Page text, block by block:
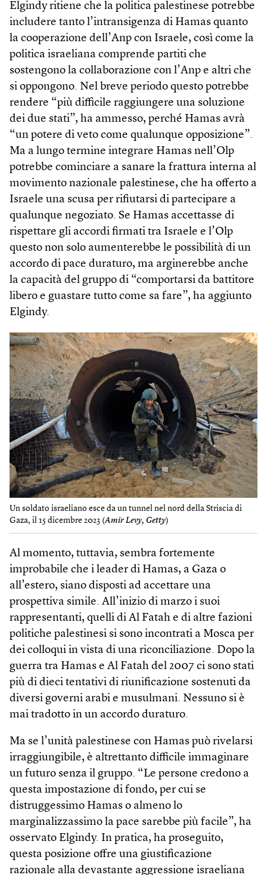
Elgindy ritiene che la politica palestinese potrebbe
includere tanto l’intransigenza di Hamas quanto
la cooperazione dell’Anp con Israele, così come la
politica israeliana comprende partiti che
sostengono la collaborazione con l’Anp e altri che
si oppongono. Nel breve periodo questo potrebbe
rendere “più difficile raggiungere una soluzione
dei due stati”, ha ammesso, perché Hamas avrà
“un potere di veto come qualunque opposizione”.
Ma a lungo termine integrare Hamas nell’Olp
potrebbe cominciare a sanare la frattura interna al
movimento nazionale palestinese, che ha offerto a
Israele una scusa per rifiutarsi di partecipare a
qualunque negoziato. Se Hamas accettasse di
rispettare gli accordi firmati tra Israele e l’Olp
questo non solo aumenterebbe le possibilità di un
accordo di pace duraturo, ma arginerebbe anche
la capacità del gruppo di “comportarsi da battitore
libero e guastare tutto come sa fare”, ha aggiunto
Elgindy.
Un soldato israeliano esce da un tunnel nel nord della Striscia di
Gaza, il 15 dicembre 2023 (Amir Levy, Getty)
Al momento, tuttavia, sembra fortemente
improbabile che i leader di Hamas, a Gaza o
all’estero, siano disposti ad accettare una
prospettiva simile. All’inizio di marzo i suoi
rappresentanti, quelli di Al Fatah e di altre fazioni
politiche palestinesi si sono incontrati a Mosca per
dei colloqui in vista di una riconciliazione. Dopo la
guerra tra Hamas e Al Fatah del 2007 ci sono stati
più di dieci tentativi di riunificazione sostenuti da
diversi governi arabi e musulmani. Nessuno si è
mai tradotto in un accordo duraturo.
Ma se l’unità palestinese con Hamas può rivelarsi
irraggiungibile, è altrettanto difficile immaginare
un futuro senza il gruppo. “Le persone credono a
questa impostazione di fondo, per cui se
distruggessimo Hamas o almeno lo
marginalizzassimo la pace sarebbe più facile”, ha
osservato Elgindy. In pratica, ha proseguito,
questa posizione offre una giustificazione
razionale alla devastante aggressione israeliana